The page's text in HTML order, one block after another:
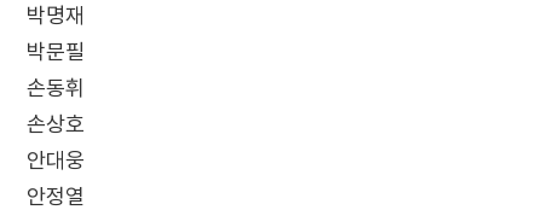
박명재
박문필
손동휘
손상호
안대웅
안정열